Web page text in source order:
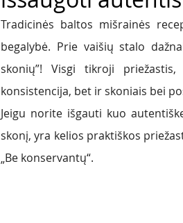
Tradicinės baltos mišrainės
begalybė. Prie vaišių stalo
skonių”! Visgi tikroji
konsistencija, bet ir skoniais bei
Jeigu norite išgauti kuo
skonį, yra kelios praktiškos
„Be konservantų“.